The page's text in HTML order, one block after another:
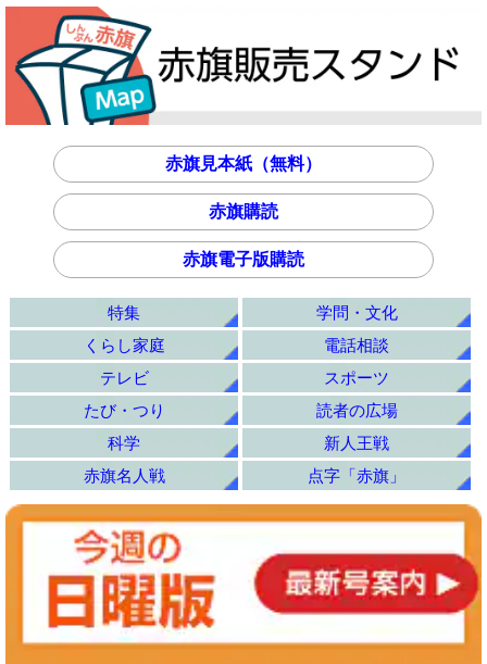
赤旗見本紙（無料）
赤旗購読
赤旗電子版購読
特集
学問・文化
くらし家庭
電話相談
テレビ
スポーツ
たび・つり
読者の広場
科学
新人王戦
赤旗名人戦
点字「赤旗」